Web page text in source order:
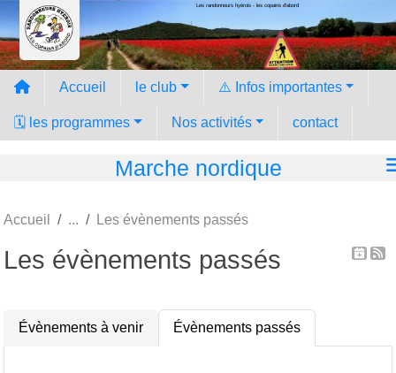
Les randonneurs hyèrois - les copains d'abord
Accueil le club ⚠️ Infos importantes
🗓️ les programmes Nos activités contact
Marche nordique
Accueil Les évènements passés
Les évènements passés
Évènements à venir Évènements passés
Panneau de gestion des cookies